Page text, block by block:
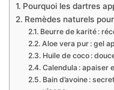
Pourquoi les dartres
Remèdes naturels
Beurre de karité :
Aloe vera pur : gel
Huile de coco :
Calendula : apaiser
Bain d’avoine :